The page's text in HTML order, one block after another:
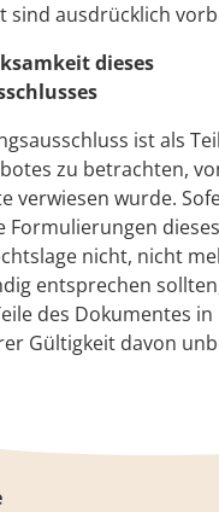
sind ausdrücklich
dieses
ist als
zu betrachten,
verwiesen wurde.
Formulierungen
nicht, nicht
entsprechen
des Dokumentes
Gültigkeit davon